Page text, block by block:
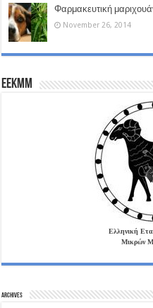
Φαρμακευτική
November 26, 2014
EEKMM
Ελληνική
Μικρών
Archives